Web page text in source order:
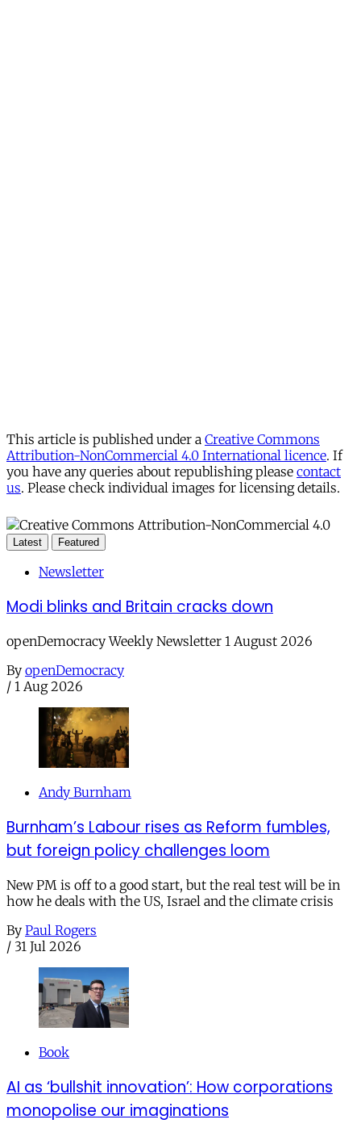
This article is published under a Creative Commons
Attribution-NonCommercial 4.0 International licence. If
you have any queries about republishing please contact
us. Please check individual images for licensing details.
Latest Featured
Newsletter
Modi blinks and Britain cracks down
openDemocracy Weekly Newsletter 1 August 2026
By openDemocracy
/ 1 Aug 2026
Andy Burnham
Burnham’s Labour rises as Reform fumbles,
but foreign policy challenges loom
New PM is off to a good start, but the real test will be in
how he deals with the US, Israel and the climate crisis
By Paul Rogers
/ 31 Jul 2026
Book
AI as ‘bullshit innovation’: How corporations
monopolise our imaginations